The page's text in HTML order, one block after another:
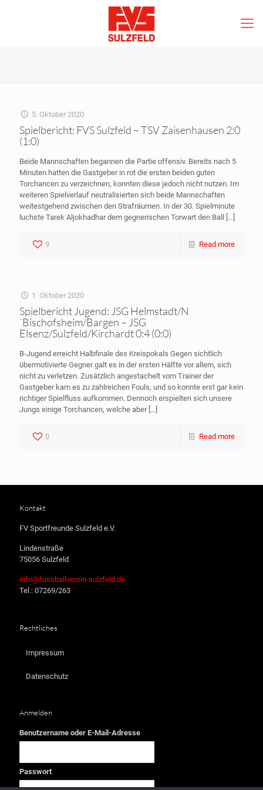
5. Oktober 2020
Spielbericht: FVS Sulzfeld – TSV Zaisenhausen 2:0
(1:0)
Beide Mannschaften begannen die Partie offensiv. Bereits nach 5
Minuten hatten die Gastgeber in rot die ersten beiden guten
Torchancen zu verzeichnen, konnten diese jedoch nicht nutzen. Im
weiteren Spielverlauf neutralisierten sich beide Mannschaften
weitestgehend zwischen den Strafräumen. In der 30. Spielminute
luchste Tarek Aljokhadhar dem gegnerischen Torwart den Ball
[…]
9 Read more
1. Oktober 2020
Spielbericht Jugend: JSG Helmstadt/N
´Bischofsheim/Bargen – JSG
Elsenz/Sulzfeld/Kirchardt 0:4 (0:0)
B-Jugend erreicht Halbfinale des Kreispokals Gegen sichtlich
übermotivierte Gegner galt es in der ersten Hälfte vor allem, sich
nicht zu verletzen. Zusätzlich angestachelt vom Trainer der
Gastgeber kam es zu zahlreichen Fouls, und so konnte erst gar kein
richtiger Spielfluss aufkommen. Dennoch erspielten sich unsere
Jungs einige Torchancen, welche aber[…]
0 Read more
Kontakt
FV Sportfreunde Sulzfeld e.V.
Lindenstraße
75056 Sulzfeld
info@fussballverein-sulzfeld.de
Tel.: 07269/263
Rechtliches
Impressum
Datenschutz
Anmelden
Benutzername oder E-Mail-Adresse
Passwort